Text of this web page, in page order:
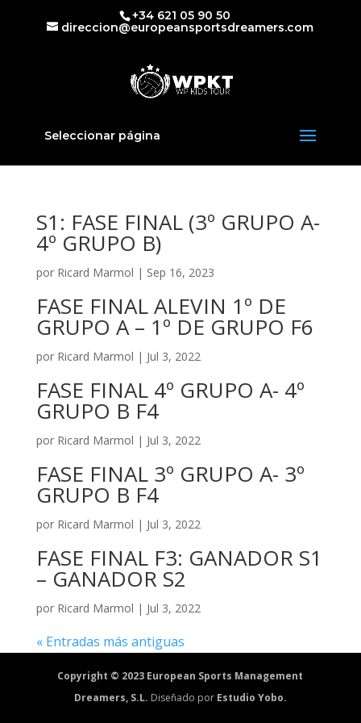
+34 621 05 90 50
direccion@europeansportsdreamers.com
Seleccionar página
S1: FASE FINAL (3º GRUPO A-
4º GRUPO B)
por Ricard Marmol | Sep 16, 2023
FASE FINAL ALEVIN 1º DE
GRUPO A – 1º DE GRUPO F6
por Ricard Marmol | Jul 3, 2022
FASE FINAL 4º GRUPO A- 4º
GRUPO B F4
por Ricard Marmol | Jul 3, 2022
FASE FINAL 3º GRUPO A- 3º
GRUPO B F4
por Ricard Marmol | Jul 3, 2022
FASE FINAL F3: GANADOR S1
– GANADOR S2
por Ricard Marmol | Jul 3, 2022
« Entradas más antiguas
Copyright © 2023 European Sports Management
Dreamers, S.L. Diseñado por Estudio Yobo.